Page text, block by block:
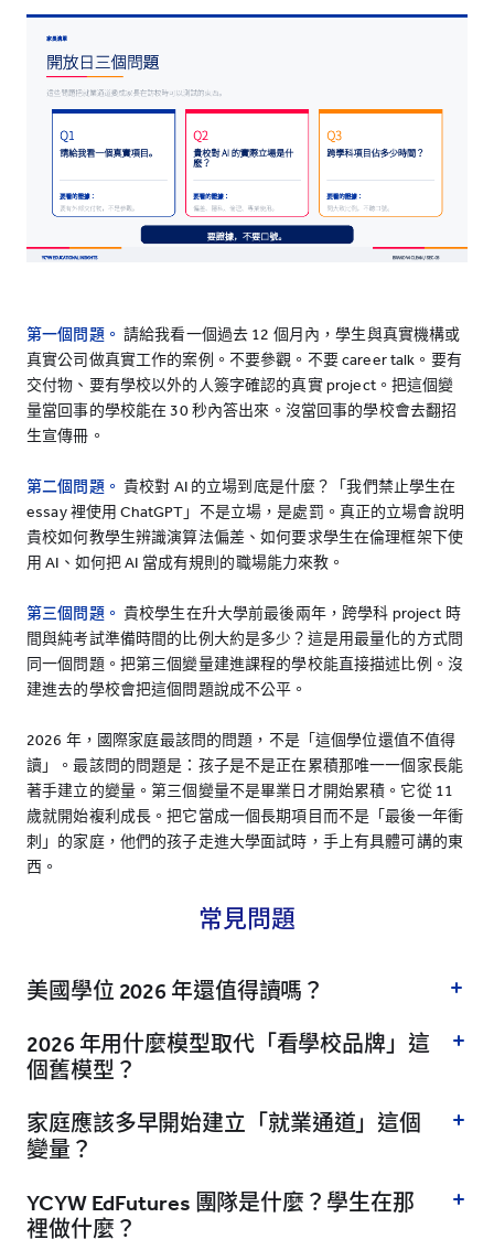
第一個問題。 請給我看一個過去 12 個月內，學生與真實機構或
真實公司做真實工作的案例。不要參觀。不要 career talk。要有
交付物、要有學校以外的人簽字確認的真實 project。把這個變
量當回事的學校能在 30 秒內答出來。沒當回事的學校會去翻招
生宣傳冊。
第二個問題。 貴校對 AI 的立場到底是什麼？「我們禁止學生在
essay 裡使用 ChatGPT」不是立場，是處罰。真正的立場會說明
貴校如何教學生辨識演算法偏差、如何要求學生在倫理框架下使
用 AI、如何把 AI 當成有規則的職場能力來教。
第三個問題。 貴校學生在升大學前最後兩年，跨學科 project 時
間與純考試準備時間的比例大約是多少？這是用最量化的方式問
同一個問題。把第三個變量建進課程的學校能直接描述比例。沒
建進去的學校會把這個問題說成不公平。
2026 年，國際家庭最該問的問題，不是「這個學位還值不值得
讀」。最該問的問題是：孩子是不是正在累積那唯一一個家長能
著手建立的變量。第三個變量不是畢業日才開始累積。它從 11
歲就開始複利成長。把它當成一個長期項目而不是「最後一年衝
刺」的家庭，他們的孩子走進大學面試時，手上有具體可講的東
西。
常見問題
美國學位 2026 年還值得讀嗎？
2026 年用什麼模型取代「看學校品牌」這
個舊模型？
家庭應該多早開始建立「就業通道」這個
變量？
YCYW EdFutures 團隊是什麼？學生在那
裡做什麼？